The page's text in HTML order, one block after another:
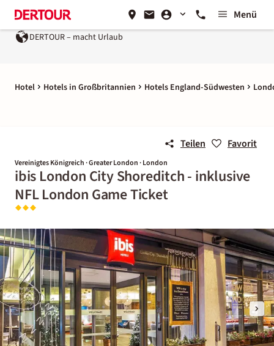
Menü
DERTOUR – macht Urlaub
Hotel Hotels in Großbritannien Hotels England-Südwesten
Teilen Favorit
Vereinigtes Königreich · Greater London · London
ibis London City Shoreditch - inklusive
NFL London Game Ticket